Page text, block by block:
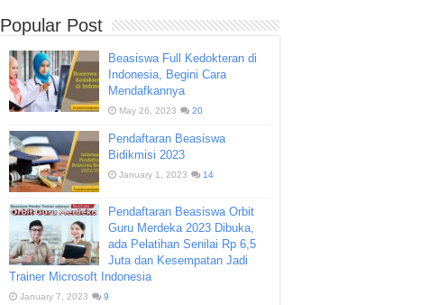
Popular Post
Beasiswa Full Kedokteran di
Indonesia, Begini Cara
Mendafkannya
May 26, 2023 20
Pendaftaran Beasiswa
Bidikmisi 2023
January 1, 2023 14
Pendaftaran Beasiswa Orbit
Guru Merdeka 2023 Dibuka,
ada Pelatihan Senilai Rp 6,5
Juta dan Kesempatan Jadi
Trainer Microsoft Indonesia
January 7, 2023 9